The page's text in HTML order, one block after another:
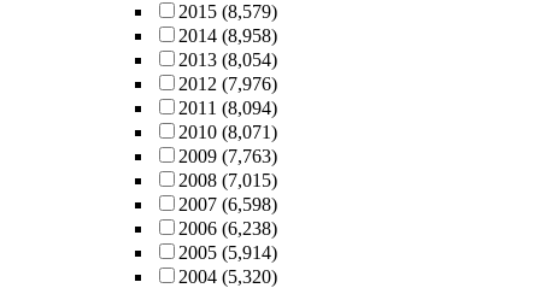
2015 (8,579)
2014 (8,958)
2013 (8,054)
2012 (7,976)
2011 (8,094)
2010 (8,071)
2009 (7,763)
2008 (7,015)
2007 (6,598)
2006 (6,238)
2005 (5,914)
2004 (5,320)